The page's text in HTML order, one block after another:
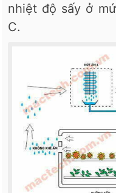
nhiệt độ sấy ở
C.